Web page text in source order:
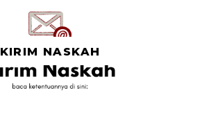
KIRIM NASKAH